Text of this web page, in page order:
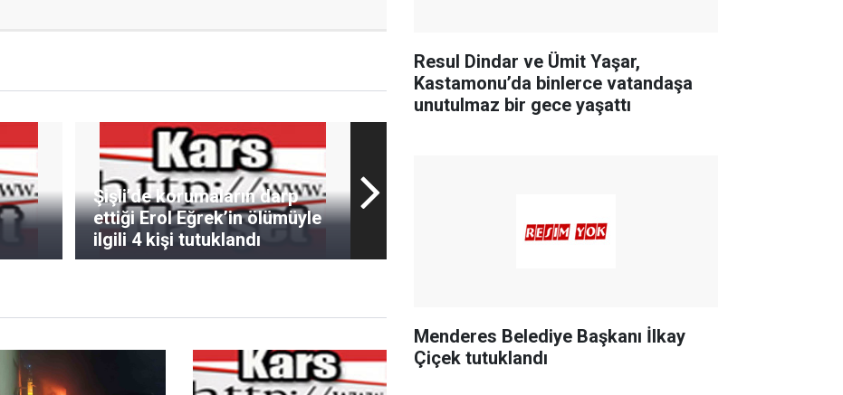
Şişli’de korumaların darp
ettiği Erol Eğrek’in ölümüyle
ilgili 4 kişi tutuklandı
Resul Dindar ve Ümit Yaşar,
Kastamonu’da binlerce vatandaşa
unutulmaz bir gece yaşattı
Menderes Belediye Başkanı İlkay
Çiçek tutuklandı